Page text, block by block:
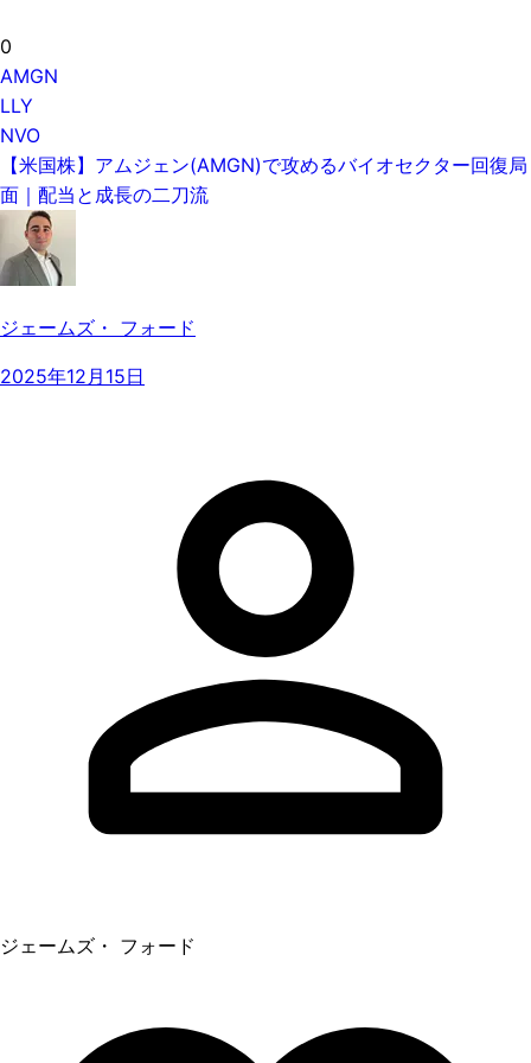
0
AMGN
LLY
NVO
【米国株】アムジェン(AMGN)で攻めるバイオセクター回復局
面｜配当と成長の二刀流
ジェームズ・ フォード
2025年12月15日
ジェームズ・ フォード